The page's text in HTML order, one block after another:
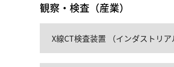
観察・検査（産業）
X線CT検査装置 （インダストリア